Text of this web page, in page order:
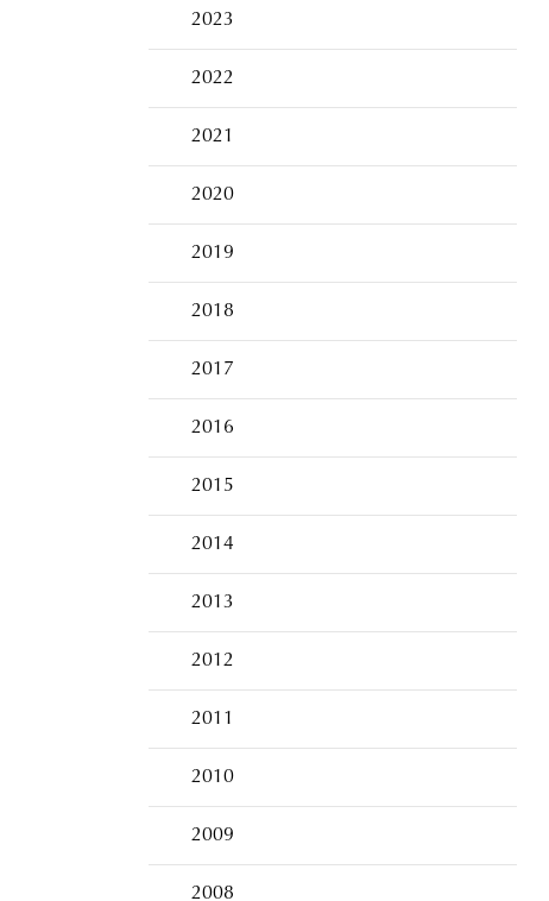
2023
2022
2021
2020
2019
2018
2017
2016
2015
2014
2013
2012
2011
2010
2009
2008